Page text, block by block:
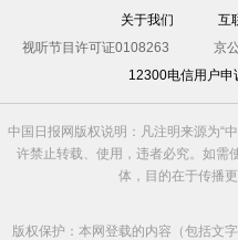
关于我们 互
视听节目许可证0108263
京
12300电信用户申
中国日报网版权说明：凡注明来源为“
许禁止转载、使用，违者必究。如需
体，目的在于传播
版权保护：本网登载的内容（包括文